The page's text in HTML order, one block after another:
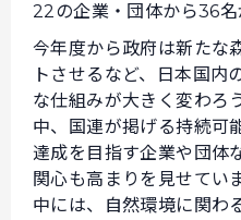
22の企業・団体から36
今年度から政府は新たな
トさせるなど、日本国内
な仕組みが大きく変わろ
中、国連が掲げる持続可
達成を目指す企業や団体
関心も高まりを見せてい
中には、自然環境に関わ